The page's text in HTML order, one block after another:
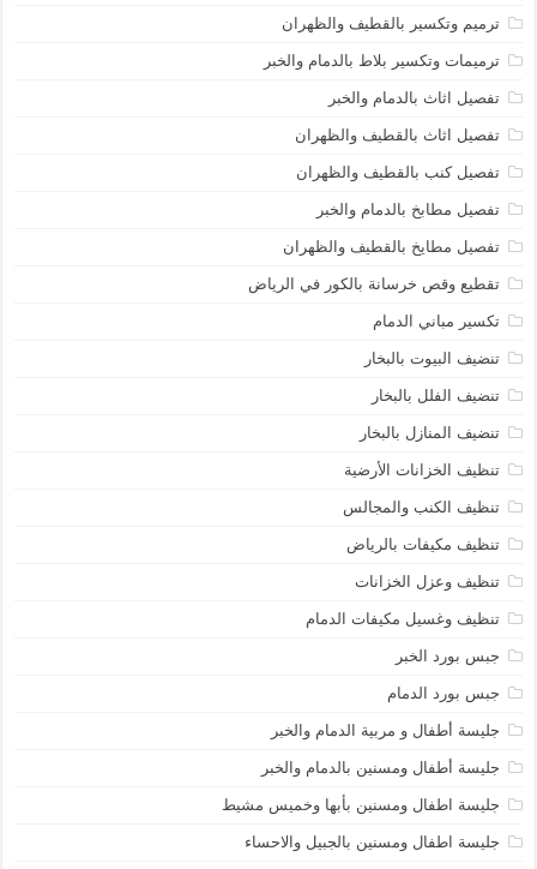
ترميم وتكسير بالقطيف والظهران
ترميمات وتكسير بلاط بالدمام والخبر
تفصيل اثاث بالدمام والخبر
تفصيل اثاث بالقطيف والظهران
تفصيل كنب بالقطيف والظهران
تفصيل مطابخ بالدمام والخبر
تفصيل مطايخ بالقطيف والظهران
تقطيع وقص خرسانة بالكور في الرياض
تكسير مباني الدمام
تنضيف البيوت بالبخار
تنضيف الفلل بالبخار
تنضيف المنازل بالبخار
تنظيف الخزانات الأرضية
تنظيف الكنب والمجالس
تنظيف مكيفات بالرياض
تنظيف وعزل الخزانات
تنظيف وغسيل مكيفات الدمام
جبس بورد الخبر
جبس بورد الدمام
جليسة أطفال و مربية الدمام والخبر
جليسة أطفال ومسنين بالدمام والخبر
جليسة اطفال ومسنين بأبها وخميس مشيط
جليسة اطفال ومسنين بالجبيل والاحساء